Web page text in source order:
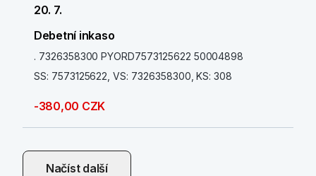
20. 7.
Debetní inkaso
. 7326358300 PYORD7573125622 50004898
SS: 7573125622, VS: 7326358300, KS: 308
-380,00 CZK
Načíst další